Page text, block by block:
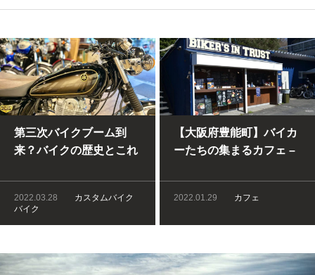
第三次バイクブーム到
来？バイクの歴史とこれ
TOR CYCLEが語りま
す！
2022.03.28
カスタムバイク
バイク
【大阪府豊能町】バイカ
ーたちの集まるカフェ –
2022.01.29 カフェ